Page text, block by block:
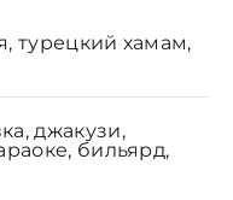
турецкий хамам,
джакузи,
бильярд,